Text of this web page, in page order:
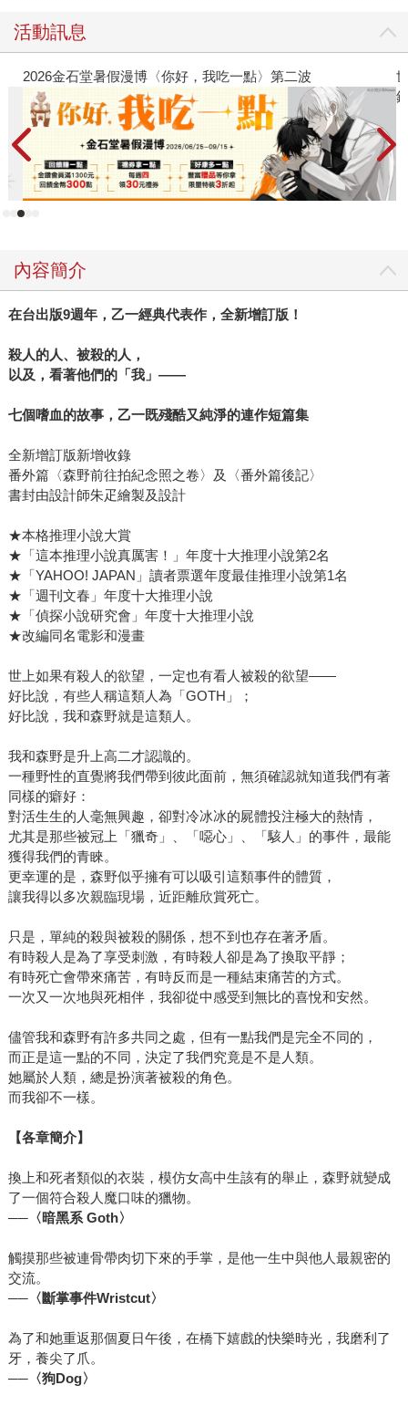
活動訊息
2026金石堂暑假漫博〈你好，我吃一點〉第二波
銀
內容簡介
在台出版9週年，乙一經典代表作，全新增訂版！
殺人的人、被殺的人，
以及，看著他們的「我」——
七個嗜血的故事，乙一既殘酷又純淨的連作短篇集
全新增訂版新增收錄
番外篇〈森野前往拍紀念照之卷〉及〈番外篇後記〉
書封由設計師朱疋繪製及設計
★本格推理小說大賞
★「這本推理小說真厲害！」年度十大推理小說第2名
★「YAHOO! JAPAN」讀者票選年度最佳推理小說第1名
★「週刊文春」年度十大推理小說
★「偵探小說研究會」年度十大推理小說
★改編同名電影和漫畫
世上如果有殺人的欲望，一定也有看人被殺的欲望——
好比說，有些人稱這類人為「GOTH」；
好比說，我和森野就是這類人。
我和森野是升上高二才認識的。
一種野性的直覺將我們帶到彼此面前，無須確認就知道我們有著
同樣的癖好：
對活生生的人毫無興趣，卻對冷冰冰的屍體投注極大的熱情，
尤其是那些被冠上「獵奇」、「噁心」、「駭人」的事件，最能
獲得我們的青睞。
更幸運的是，森野似乎擁有可以吸引這類事件的體質，
讓我得以多次親臨現場，近距離欣賞死亡。
只是，單純的殺與被殺的關係，想不到也存在著矛盾。
有時殺人是為了享受刺激，有時殺人卻是為了換取平靜；
有時死亡會帶來痛苦，有時反而是一種結束痛苦的方式。
一次又一次地與死相伴，我卻從中感受到無比的喜悅和安然。
儘管我和森野有許多共同之處，但有一點我們是完全不同的，
而正是這一點的不同，決定了我們究竟是不是人類。
她屬於人類，總是扮演著被殺的角色。
而我卻不一樣。
【各章簡介】
換上和死者類似的衣裝，模仿女高中生該有的舉止，森野就變成
了一個符合殺人魔口味的獵物。
──〈暗黑系 Goth〉
觸摸那些被連骨帶肉切下來的手掌，是他一生中與他人最親密的
交流。
──〈斷掌事件Wristcut〉
為了和她重返那個夏日午後，在橋下嬉戲的快樂時光，我磨利了
牙，養尖了爪。
──〈狗Dog〉